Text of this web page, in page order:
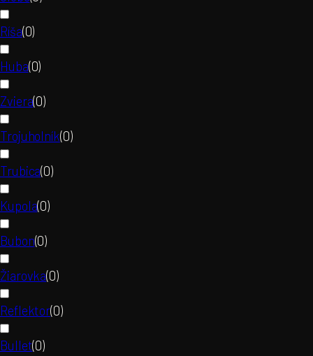
Ríša(0)
Huba(0)
Zviera(0)
Trojuholník(0)
Trubica(0)
Kupola(0)
Bubon(0)
Žiarovka(0)
Reflektor(0)
Bullet(0)